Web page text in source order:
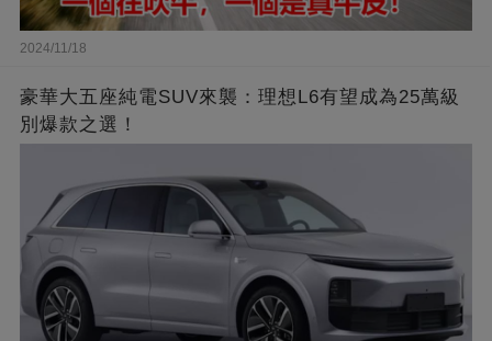
2024/11/18
豪華大五座純電SUV來襲：理想L6有望成為25萬級
別爆款之選！